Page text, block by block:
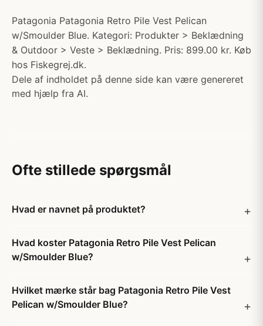
Patagonia Patagonia Retro Pile Vest Pelican
w/Smoulder Blue. Kategori: Produkter > Beklædning
& Outdoor > Veste > Beklædning. Pris: 899.00 kr. Køb
hos Fiskegrej.dk.
Dele af indholdet på denne side kan være genereret
med hjælp fra AI.
Ofte stillede spørgsmål
Hvad er navnet på produktet?
Hvad koster Patagonia Retro Pile Vest Pelican
w/Smoulder Blue?
Hvilket mærke står bag Patagonia Retro Pile Vest
Pelican w/Smoulder Blue?